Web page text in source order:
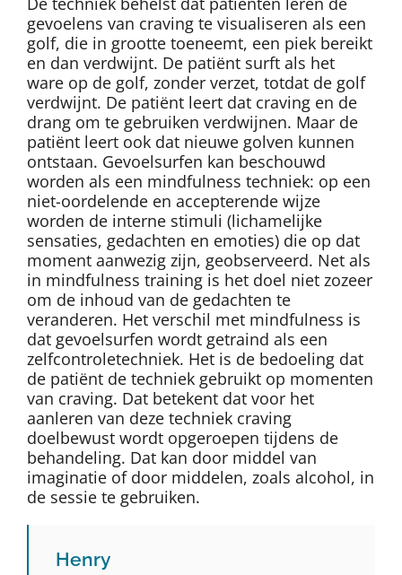
gevoelens van craving te visualiseren als een
golf, die in grootte toeneemt, een piek bereikt
en dan verdwijnt. De patiënt surft als het
ware op de golf, zonder verzet, totdat de golf
verdwijnt. De patiënt leert dat craving en de
drang om te gebruiken verdwijnen. Maar de
patiënt leert ook dat nieuwe golven kunnen
ontstaan. Gevoelsurfen kan beschouwd
worden als een mindfulness techniek: op een
niet-oordelende en accepterende wijze
worden de interne stimuli (lichamelijke
sensaties, gedachten en emoties) die op dat
moment aanwezig zijn, geobserveerd. Net als
in mindfulness training is het doel niet zozeer
om de inhoud van de gedachten te
veranderen. Het verschil met mindfulness is
dat gevoelsurfen wordt getraind als een
zelfcontroletechniek. Het is de bedoeling dat
de patiënt de techniek gebruikt op momenten
van craving. Dat betekent dat voor het
aanleren van deze techniek craving
doelbewust wordt opgeroepen tijdens de
behandeling. Dat kan door middel van
imaginatie of door middelen, zoals alcohol, in
de sessie te gebruiken.
Henry